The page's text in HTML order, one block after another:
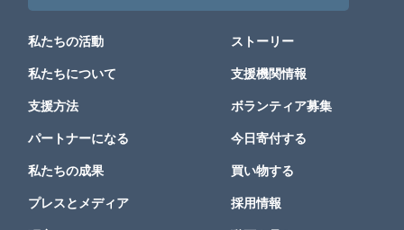
私たちの活動
私たちについて
支援方法
パートナーになる
私たちの成果
プレスとメディア
ストーリー
支援機関情報
ボランティア募集
今日寄付する
買い物する
採用情報